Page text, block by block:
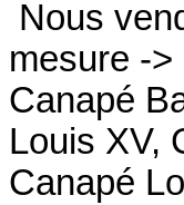
Nous
mesure ->
Canapé
Louis XV,
Canapé